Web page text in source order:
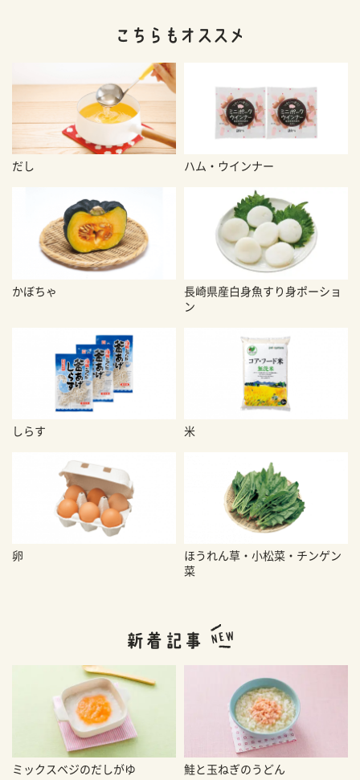
だし ハム・ウインナー
かぼちゃ
長崎県産白身魚すり身ポーショ
ン
しらす 米
卵
ほうれん草・小松菜・チンゲン
菜
ミックスベジのだしがゆ 鮭と玉ねぎのうどん